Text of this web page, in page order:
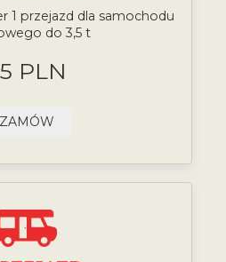
1 przejazd dla samochodu
do 3,5 t
PLN
ZAMÓW